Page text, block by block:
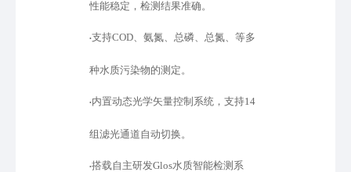
性能稳定，检测结果准确。
•支持COD、氨氮、总磷、总氮、等多
种水质污染物的测定。
•内置动态光学矢量控制系统，支持14
组滤光通道自动切换。
•搭载自主研发Glos水质智能检测系